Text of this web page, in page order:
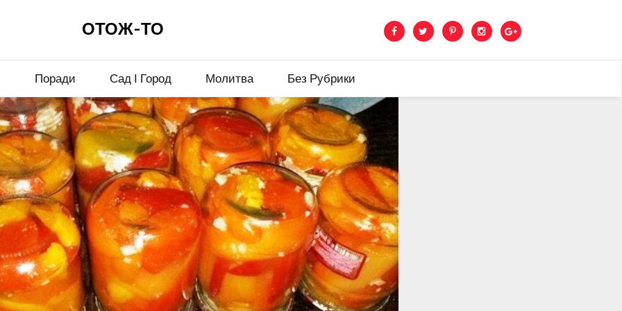
ОТОЖ-ТО
Поради Сад І Город Молитва Без Рубрики